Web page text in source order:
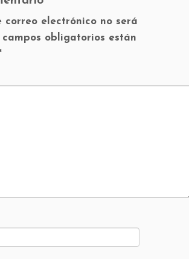
correo electrónico no será
campos obligatorios están